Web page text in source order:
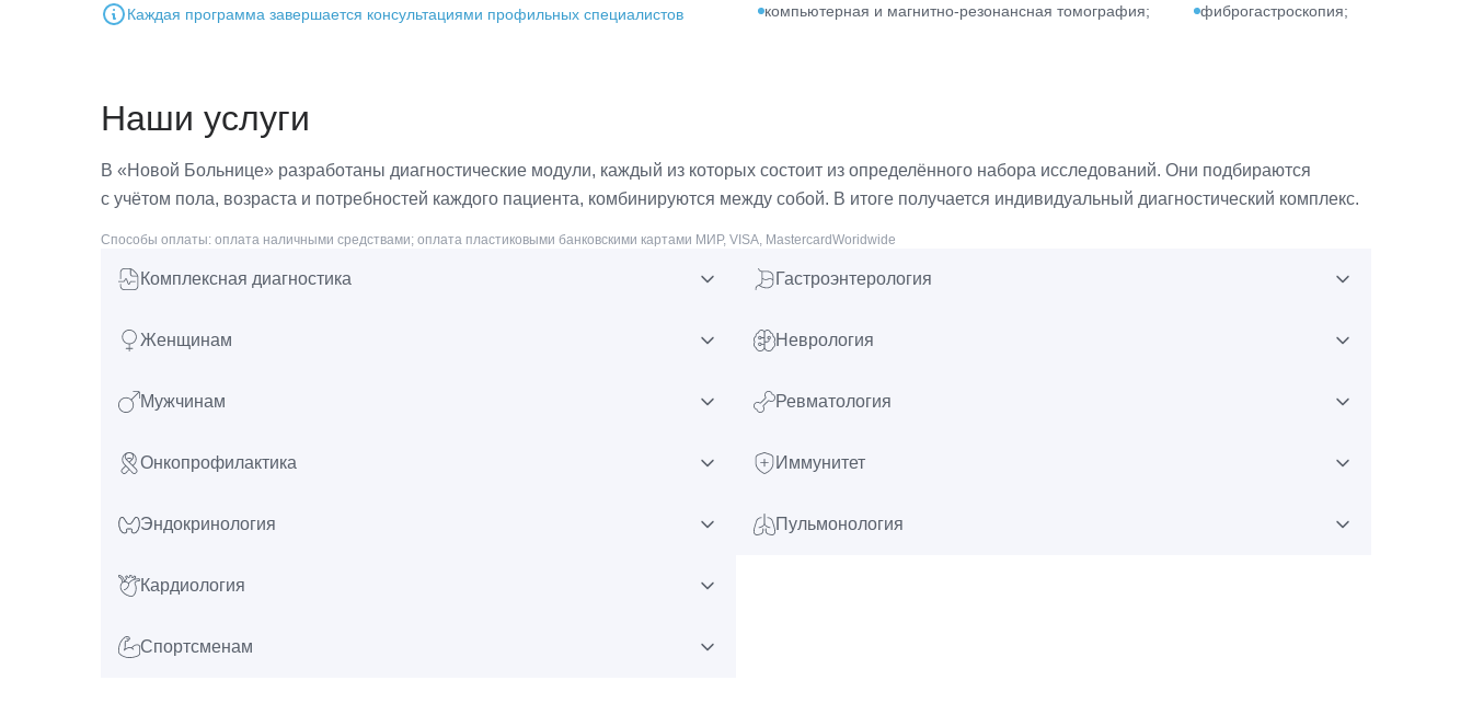
Каждая программа завершается консультациями профильных специалистов
компьютерная и магнитно-резонансная томография;
фиброгастроскопия;
Наши услуги
В «Новой Больнице» разработаны диагностические модули, каждый из которых состоит из определённого набора исследований. Они подбираются
с учётом пола, возраста и потребностей каждого пациента, комбинируются между собой. В итоге получается индивидуальный диагностический комплекс.
Способы оплаты: оплата наличными средствами; оплата пластиковыми банковскими картами МИР, VISA, MastercardWoridwide
Комплексная диагностика
Женщинам
Мужчинам
Онкопрофилактика
Эндокринология
Кардиология
Спортсменам
Гастроэнтерология
Неврология
Ревматология
Иммунитет
Пульмонология